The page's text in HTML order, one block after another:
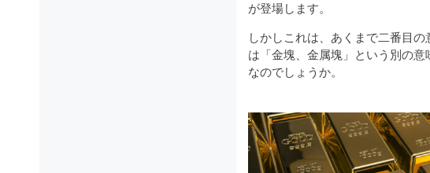
が登場します。
しかしこれは、あくまで二番目
は「金塊、金属塊」という別の
なのでしょうか。